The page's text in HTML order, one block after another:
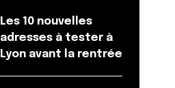
Les 10 nouvelles
adresses à tester à
Lyon avant la rentrée